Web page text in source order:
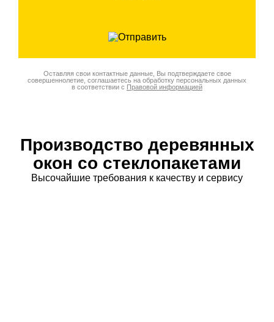
Оставляя свои контактные данные, Вы подтверждаете свое
совершеннолетие, соглашаетесь на обработку персональных данных
в соответствии с Правовой информацией
Производство деревянных
окон со стеклопакетами
Высочайшие требования к качеству и сервису